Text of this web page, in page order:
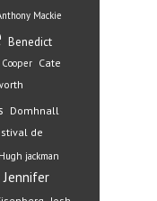
Mackie
Benedict
Cate
Domhnall
de
Hugh jackman
Jennifer